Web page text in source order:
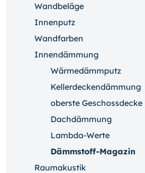
Wandbeläge
Innenputz
Wandfarben
Innendämmung
Wärmedämmputz
Kellerdeckendämmung
oberste Geschossdecke
Dachdämmung
Lambda-Werte
Dämmstoff-Magazin
Raumakustik